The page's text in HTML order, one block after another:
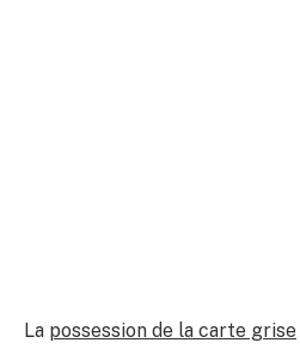
La possession de la carte grise